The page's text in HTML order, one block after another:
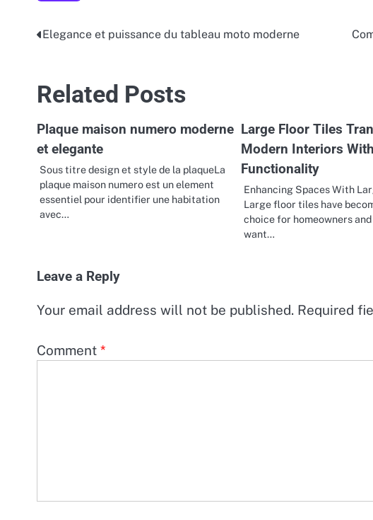
Post
Elegance et puissance du tableau moto moderne
Related Posts
Plaque maison numero moderne
et elegante
Sous titre design et style de la plaqueLa
plaque maison numero est un element
essentiel pour identifier une habitation
avec…
Large Floor Tiles
Modern Interiors
Functionality
Enhancing Spaces With
Large floor tiles have
choice for homeowners
want…
Leave a Reply
Your email address will not be published. Required
Comment *